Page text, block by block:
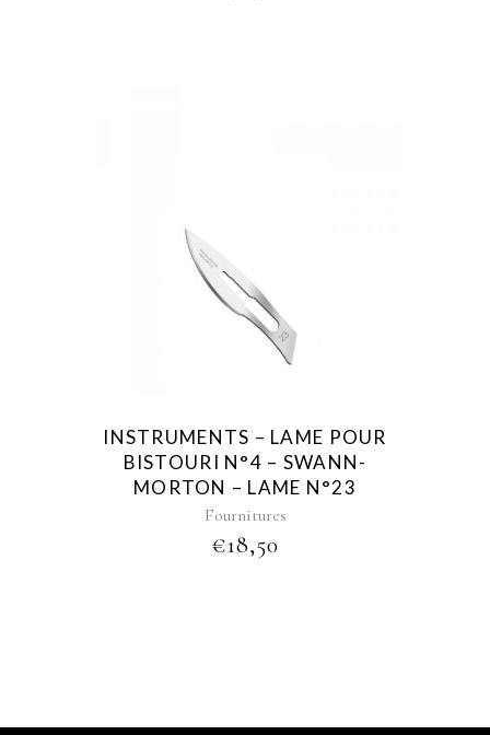
INSTRUMENTS – LAME POUR
BISTOURI N°4 – SWANN-
MORTON – LAME N°23
Fournitures
€18,50